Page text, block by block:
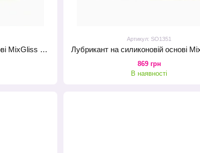
Лубрикант на силіконовій основі MixGliss FLUID NATURE (50 мл) без запаху
Артикул: SO1351
869 грн
В наявності